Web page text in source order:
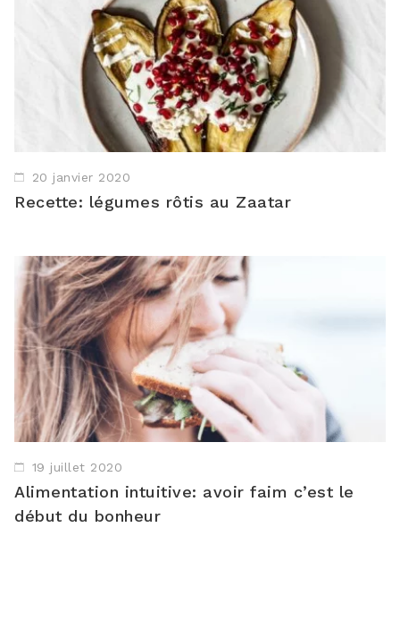
20 janvier 2020
Recette: légumes rôtis au Zaatar
19 juillet 2020
Alimentation intuitive: avoir faim c’est le
début du bonheur